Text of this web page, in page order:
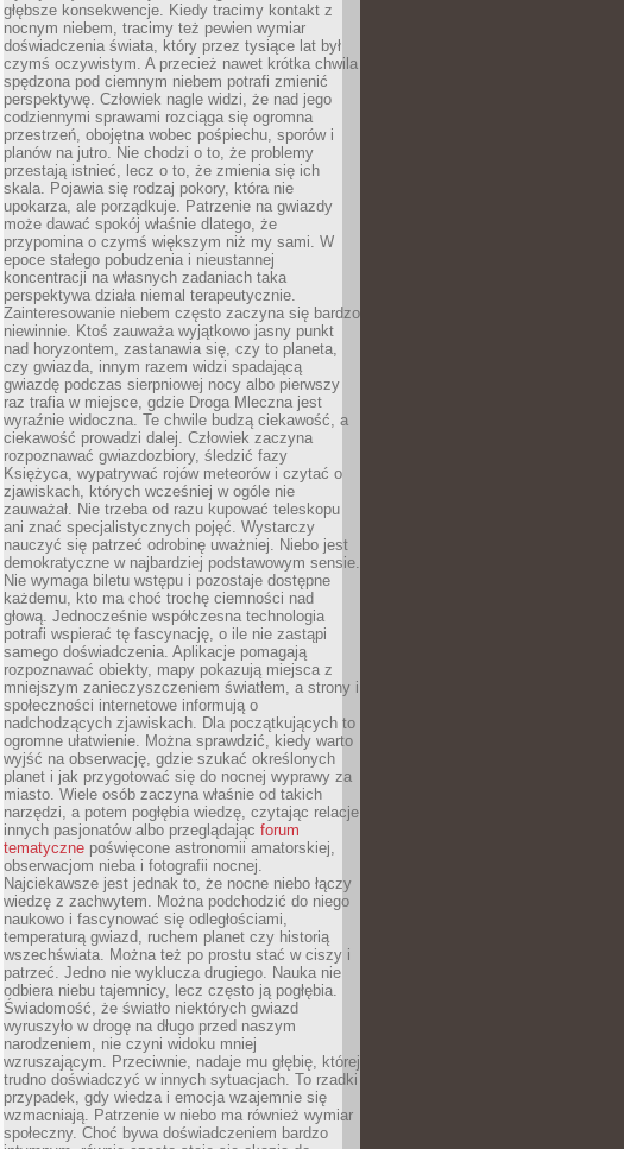
głębsze konsekwencje. Kiedy tracimy kontakt z
nocnym niebem, tracimy też pewien wymiar
doświadczenia świata, który przez tysiące lat był
czymś oczywistym. A przecież nawet krótka chwila
spędzona pod ciemnym niebem potrafi zmienić
perspektywę. Człowiek nagle widzi, że nad jego
codziennymi sprawami rozciąga się ogromna
przestrzeń, obojętna wobec pośpiechu, sporów i
planów na jutro. Nie chodzi o to, że problemy
przestają istnieć, lecz o to, że zmienia się ich
skala. Pojawia się rodzaj pokory, która nie
upokarza, ale porządkuje. Patrzenie na gwiazdy
może dawać spokój właśnie dlatego, że
przypomina o czymś większym niż my sami. W
epoce stałego pobudzenia i nieustannej
koncentracji na własnych zadaniach taka
perspektywa działa niemal terapeutycznie.
Zainteresowanie niebem często zaczyna się bardzo
niewinnie. Ktoś zauważa wyjątkowo jasny punkt
nad horyzontem, zastanawia się, czy to planeta,
czy gwiazda, innym razem widzi spadającą
gwiazdę podczas sierpniowej nocy albo pierwszy
raz trafia w miejsce, gdzie Droga Mleczna jest
wyraźnie widoczna. Te chwile budzą ciekawość, a
ciekawość prowadzi dalej. Człowiek zaczyna
rozpoznawać gwiazdozbiory, śledzić fazy
Księżyca, wypatrywać rojów meteorów i czytać o
zjawiskach, których wcześniej w ogóle nie
zauważał. Nie trzeba od razu kupować teleskopu
ani znać specjalistycznych pojęć. Wystarczy
nauczyć się patrzeć odrobinę uważniej. Niebo jest
demokratyczne w najbardziej podstawowym sensie.
Nie wymaga biletu wstępu i pozostaje dostępne
każdemu, kto ma choć trochę ciemności nad
głową. Jednocześnie współczesna technologia
potrafi wspierać tę fascynację, o ile nie zastąpi
samego doświadczenia. Aplikacje pomagają
rozpoznawać obiekty, mapy pokazują miejsca z
mniejszym zanieczyszczeniem światłem, a strony i
społeczności internetowe informują o
nadchodzących zjawiskach. Dla początkujących to
ogromne ułatwienie. Można sprawdzić, kiedy warto
wyjść na obserwację, gdzie szukać określonych
planet i jak przygotować się do nocnej wyprawy za
miasto. Wiele osób zaczyna właśnie od takich
narzędzi, a potem pogłębia wiedzę, czytając relacje
innych pasjonatów albo przeglądając forum
tematyczne poświęcone astronomii amatorskiej,
obserwacjom nieba i fotografii nocnej.
Najciekawsze jest jednak to, że nocne niebo łączy
wiedzę z zachwytem. Można podchodzić do niego
naukowo i fascynować się odległościami,
temperaturą gwiazd, ruchem planet czy historią
wszechświata. Można też po prostu stać w ciszy i
patrzeć. Jedno nie wyklucza drugiego. Nauka nie
odbiera niebu tajemnicy, lecz często ją pogłębia.
Świadomość, że światło niektórych gwiazd
wyruszyło w drogę na długo przed naszym
narodzeniem, nie czyni widoku mniej
wzruszającym. Przeciwnie, nadaje mu głębię, której
trudno doświadczyć w innych sytuacjach. To rzadki
przypadek, gdy wiedza i emocja wzajemnie się
wzmacniają. Patrzenie w niebo ma również wymiar
społeczny. Choć bywa doświadczeniem bardzo